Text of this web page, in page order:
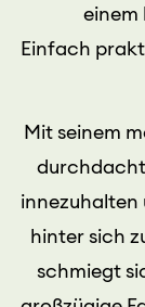
einem
Einfach
Mit seinem
innezuhalten
hinter sich
schmiegt